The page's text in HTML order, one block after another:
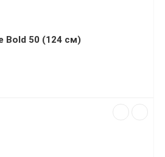
Bold 50 (124 см)